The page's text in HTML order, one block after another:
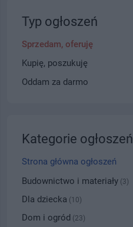
Typ ogłoszeń
Sprzedam, oferuję
Kupię, poszukuję
Oddam za darmo
Kategorie ogłoszeń
Strona główna ogłoszeń
Budownictwo i materiały (3)
Dla dziecka (10)
Dom i ogród (23)